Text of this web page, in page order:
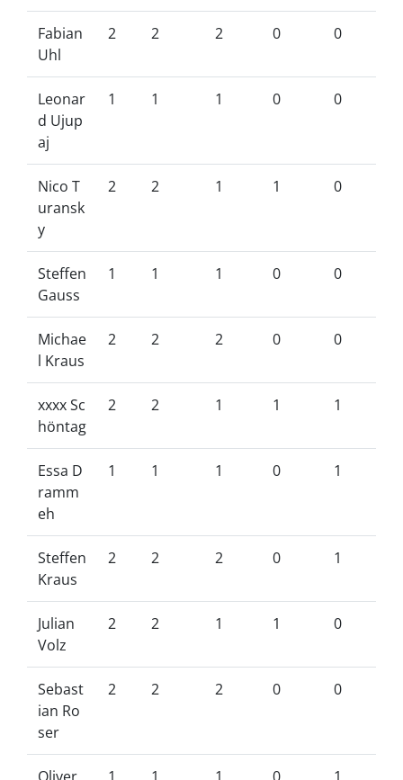
Fabian
Uhl
2 2 2 0 0
Leonar
d Ujup
aj
1 1 1 0 0
Nico T
uransk
y
2 2 1 1 0
Steffen
Gauss
1 1 1 0 0
Michae
l Kraus
2 2 2 0 0
xxxx Sc
höntag
2 2 1 1 1
Essa D
ramm
eh
1 1 1 0 1
Steffen
Kraus
2 2 2 0 1
Julian
Volz
2 2 1 1 0
Sebast
ian Ro
ser
2 2 2 0 0